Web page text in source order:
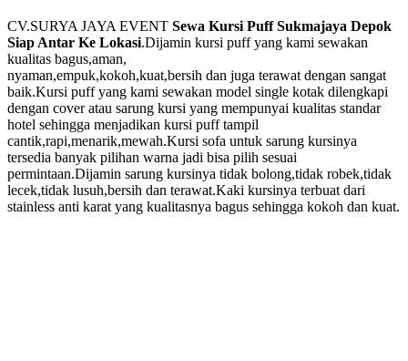
CV.SURYA JAYA EVENT Sewa Kursi Puff Sukmajaya Depok
Siap Antar Ke Lokasi.Dijamin kursi puff yang kami sewakan
kualitas bagus,aman,
nyaman,empuk,kokoh,kuat,bersih dan juga terawat dengan sangat
baik.Kursi puff yang kami sewakan model single kotak dilengkapi
dengan cover atau sarung kursi yang mempunyai kualitas standar
hotel sehingga menjadikan kursi puff tampil
cantik,rapi,menarik,mewah.Kursi sofa untuk sarung kursinya
tersedia banyak pilihan warna jadi bisa pilih sesuai
permintaan.Dijamin sarung kursinya tidak bolong,tidak robek,tidak
lecek,tidak lusuh,bersih dan terawat.Kaki kursinya terbuat dari
stainless anti karat yang kualitasnya bagus sehingga kokoh dan kuat.